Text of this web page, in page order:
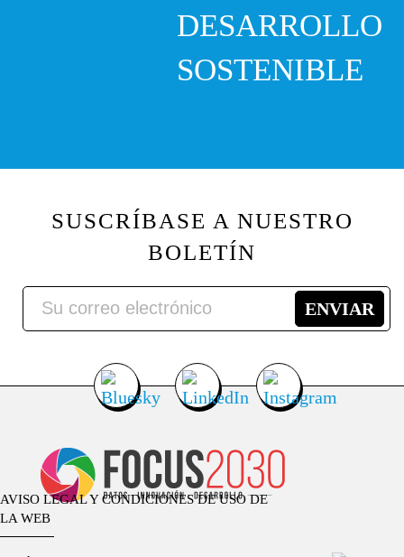
DESARROLLO
SOSTENIBLE
SUSCRÍBASE A NUESTRO
BOLETÍN
AVISO LEGAL Y CONDICIONES DE USO DE
LA WEB